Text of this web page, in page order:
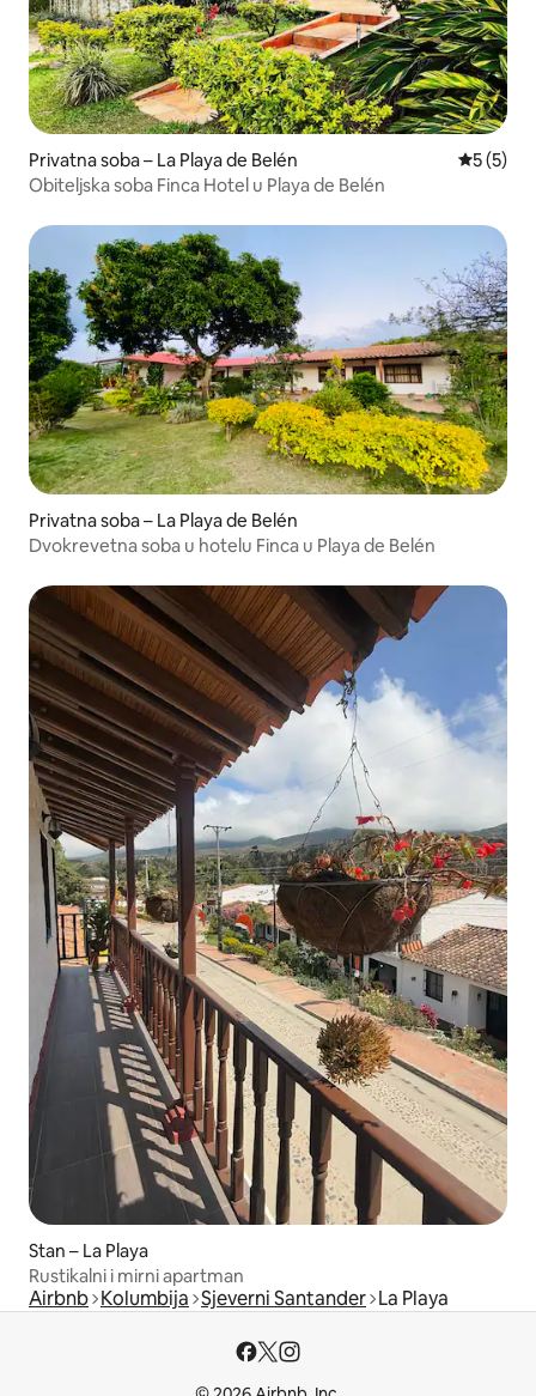
Privatna soba – La Playa de Belén
5 (5)
Obiteljska soba Finca Hotel u Playa de Belén
Privatna soba – La Playa de Belén
Dvokrevetna soba u hotelu Finca u Playa de Belén
Stan – La Playa
Rustikalni i mirni apartman
Airbnb Kolumbija Sjeverni Santander La Playa